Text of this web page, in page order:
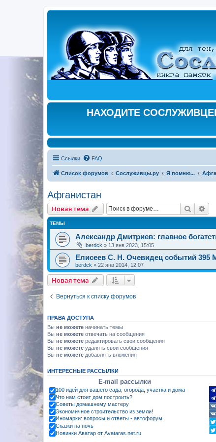
НАХОДИТЕ
Ссылки FAQ
Список форумов Сослуживцы.ру Я помню...
Афганистан
Новая тема Поиск
ТЕМЫ
Александр Дмитриев: главное
berdck » 13 янв 2023, 15:05
Елисеев С. Н. Очевидец событий 395
berdck » 22 янв 2014, 12:07
Новая тема
Вернуться к списку форумов
ПРАВА ДОСТУПА
Вы не можете начинать темы
Вы не можете отвечать на сообщения
Вы не можете редактировать свои сообщения
Вы не можете удалять свои сообщения
Вы не можете добавлять вложения
ИНТЕРЕСНЫЕ РАССЫЛКИ
E-mail рассылки
100 идей для вашего сада, огорода, участка и дома
Что нам стоит дом построить?
Советы домашнему мастеру
Экономичное строительство из земли!
Иномарки: вопросы и ответы - автофорум
Сказки на ночь
Новинки Аватар от Avataras.net.ru